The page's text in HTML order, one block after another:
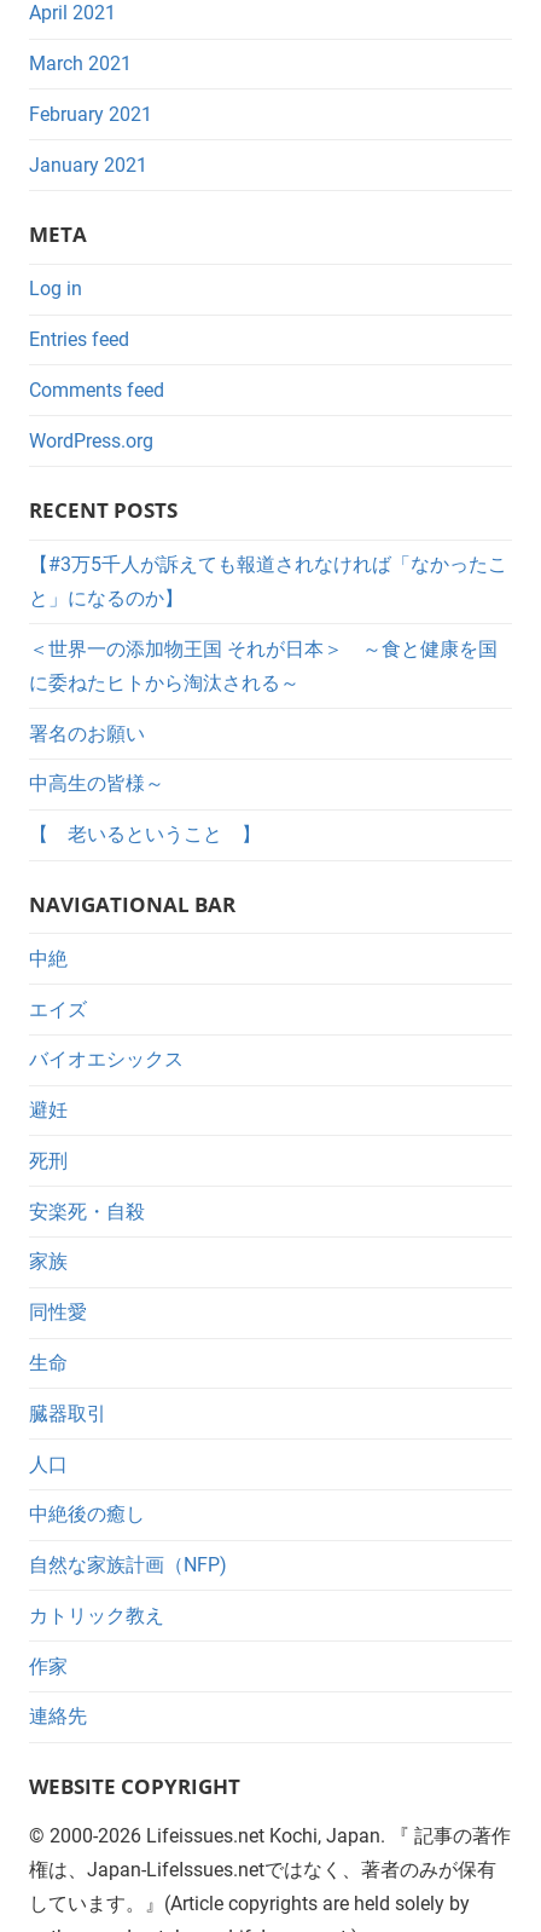
April 2021
March 2021
February 2021
January 2021
META
Log in
Entries feed
Comments feed
WordPress.org
RECENT POSTS
【#3万5千人が訴えても報道されなければ「なかったこ
と」になるのか】
＜世界一の添加物王国 それが日本＞ ～食と健康を国
に委ねたヒトから淘汰される～
署名のお願い
中高生の皆様～
【 老いるということ 】
NAVIGATIONAL BAR
中絶
エイズ
バイオエシックス
避妊
死刑
安楽死・自殺
家族
同性愛
生命
臓器取引
人口
中絶後の癒し
自然な家族計画（NFP)
カトリック教え
作家
連絡先
WEBSITE COPYRIGHT
© 2000-2026 Lifeissues.net Kochi, Japan. 『 記事の著作
権は、Japan-LifeIssues.netではなく、著者のみが保有
しています。』(Article copyrights are held solely by